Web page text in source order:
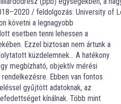
/ feldolgozás: University of
követni a legnagyobb
esetben tenni lehessen a
Ezzel biztosan nem ártunk a
küzdelemnek… A hatékony
megbízható, objektív mérési
Ebben van fontos
gyűjtött adatoknak, az
kínálnak. Több mint